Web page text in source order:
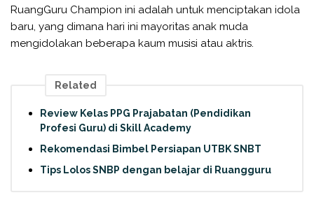
RuangGuru Champion ini adalah untuk menciptakan idola
baru, yang dimana hari ini mayoritas anak muda
mengidolakan beberapa kaum musisi atau aktris.
Related
Review Kelas PPG Prajabatan (Pendidikan
Profesi Guru) di Skill Academy
Rekomendasi Bimbel Persiapan UTBK SNBT
Tips Lolos SNBP dengan belajar di Ruangguru